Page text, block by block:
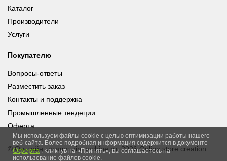
Каталог
Производители
Услуги
Покупателю
Вопросы-ответы
Разместить заказ
Контакты и поддержка
Промышленные тендеции
Оферта
© Он-лайн каталог zipmachine.ru, 2026Online store creation
Мы используем файлы cookie с целью оптимизации работы нашего
веб-сайта. Более подробная информация содержится в документе
Оферта. Кликнув на «Принять», вы соглашаетесь на
использование файлов cookie.